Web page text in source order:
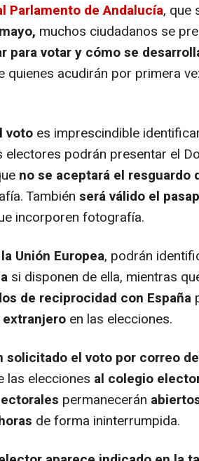
Parlamento de Andalucía, que
muchos ciudadanos se
para votar y cómo se
quienes acudirán por primera
voto es imprescindible
electores podrán presentar el
no se aceptará el resguardo
También será válido el
incorporen fotografía.
Unión Europea, podrán
si disponen de ella, mientras
de reciprocidad con España
en las elecciones.
solicitado el voto por correo
las elecciones al colegio
permanecerán
de forma ininterrumpida.